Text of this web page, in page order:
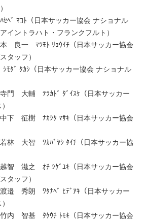
ﾞ ﾏｺﾄ（日本サッカー協会 ナショナル
イントラハト・フランクフルト）
良一 ﾏﾂﾓﾄ ﾘｮｳｲﾁ（日本サッカー協会
タッフ）
ﾀﾞ ﾀｶｼ（日本サッカー協会 ナショナル
門 大輔 ﾃﾗｶﾄﾞ ﾀﾞｲｽｹ（日本サッカー
下 征樹 ﾅｶｼﾀ ﾏｻｷ（日本サッカー協会
林 大智 ﾜｶﾊﾞﾔｼ ﾀｲﾁ（日本サッカー協
智 滋之 ｵﾁ ｼｹﾞﾕｷ（日本サッカー協会
タッフ）
邉 秀朗 ﾜﾀﾅﾍﾞ ﾋﾃﾞｱｷ（日本サッカー
内 智基 ﾀｹｳﾁ ﾄﾓｷ（日本サッカー協会